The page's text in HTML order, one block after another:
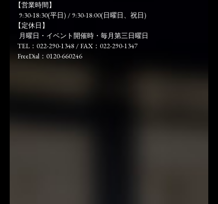
【営業時間】
9:30-18:30(平日) / 9:30-18:00(日曜日、祝日)
【定休日】
月曜日・イベント開催時・毎月第三日曜日
TEL：022-290-1348 / FAX：022-290-1347
FreeDial：0120-660246